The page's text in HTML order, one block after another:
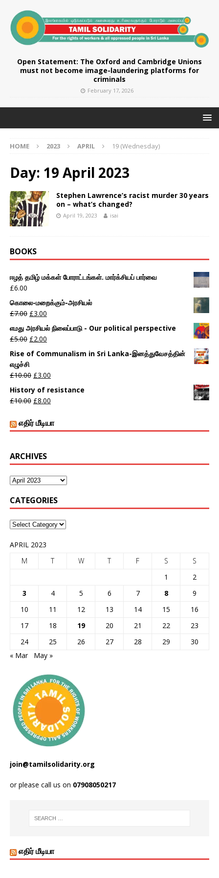
Open Statement: The Oxford and Cambridge Unions
must not become image-laundering platforms for
criminals
February 17, 2026
HOME 2023 APRIL 19 (Wednesday)
Day: 19 April 2023
Stephen Lawrence’s racist murder 30 years
on – what’s changed?
April 19, 2023 isai
BOOKS
ஈழத் தமிழ் மக்கள் போராட்டங்கள். மார்க்சியப் பார்வை
£6.00
கொலை-மறைக்கும்-அரசியல்
£7.00 £3.00
எமது அரசியல் நிலைப்பாடு - Our political perspective
£5.00 £2.00
Rise of Communalism in Sri Lanka-இனத்துவேசத்தின்
எழுச்சி
£10.00 £3.00
History of resistance
£10.00 £8.00
எதிர் மீடியா
ARCHIVES
CATEGORIES
APRIL 2023
M
T W T F S
S
1
2
3
4 5 6 7 8
9
10
11 12 13 14 15
16
17
18 19 20 21 22
23
24
25 26 27 28 29
30
« Mar
May »
join@tamilsolidarity.org
or please call us on 07908050217
எதிர் மீடியா